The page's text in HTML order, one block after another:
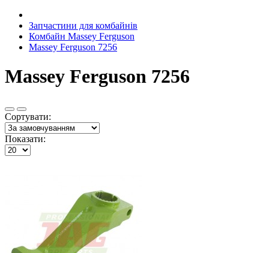
Запчастини для комбайнів
Комбайн Massey Ferguson
Massey Ferguson 7256
Massey Ferguson 7256
Сортувати:
Показати: